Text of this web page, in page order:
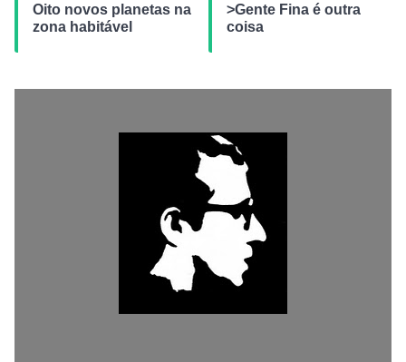
Oito novos planetas na
zona habitável
>Gente Fina é outra
coisa